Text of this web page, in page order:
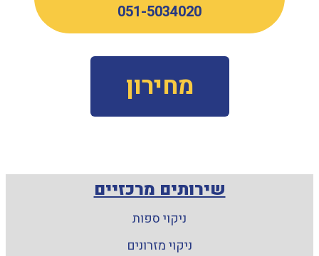
051-5034020
מחירון
שירותים מרכזיים
ניקוי ספות
ניקוי מזרונים